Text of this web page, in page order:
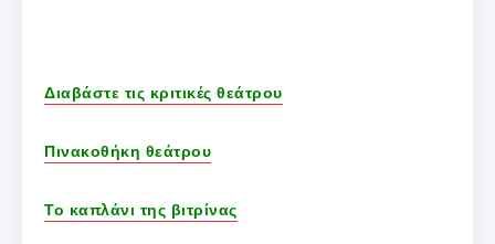
Διαβάστε τις κριτικές θεάτρου
Πινακοθήκη θεάτρου
Το καπλάνι της βιτρίνας